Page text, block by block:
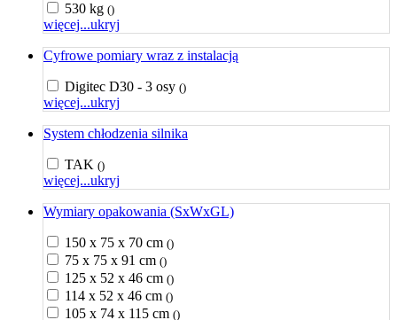
530 kg ()
więcej...ukryj
Cyfrowe pomiary wraz z instalacją
Digitec D30 - 3 osy ()
więcej...ukryj
System chłodzenia silnika
TAK ()
więcej...ukryj
Wymiary opakowania (SxWxGL)
150 x 75 x 70 cm ()
75 x 75 x 91 cm ()
125 x 52 x 46 cm ()
114 x 52 x 46 cm ()
105 x 74 x 115 cm ()